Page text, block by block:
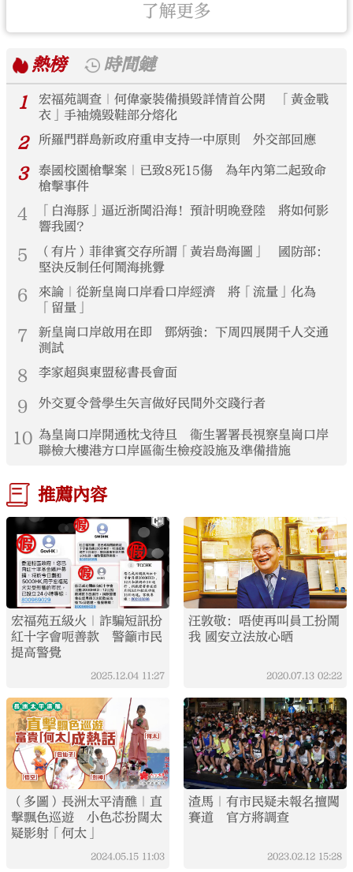
了解更多
熱榜
時間鏈
1
宏福苑調查｜何偉豪裝備損毀詳情首公開 「黃金戰
衣」手袖燒毀鞋部分熔化
2 所羅門群島新政府重申支持一中原則 外交部回應
3
泰國校園槍擊案｜已致8死15傷 為年內第二起致命
槍擊事件
4
「白海豚」逼近浙閩沿海！預計明晚登陸 將如何影
響我國？
5
（有片）菲律賓交存所謂「黃岩島海圖」 國防部：
堅決反制任何鬧海挑釁
6
來論｜從新皇崗口岸看口岸經濟 將「流量」化為
「留量」
7
新皇崗口岸啟用在即 鄧炳強：下周四展開千人交通
測試
8 李家超與東盟秘書長會面
9 外交夏令營學生矢言做好民間外交踐行者
10 為皇崗口岸開通枕戈待旦 衞生署署長視察皇崗口岸
聯檢大樓港方口岸區衞生檢疫設施及準備措施
推薦內容
宏福苑五級火｜詐騙短訊扮
紅十字會呃善款 警籲市民
提高警覺
2025.12.04 11:27
汪敦敬：唔使再叫員工扮鬧
我 國安立法放心晒
2020.07.13 02:22
（多圖）長洲太平清醮｜直
擊飄色巡遊 小色芯扮闊太
疑影射「何太」
2024.05.15 11:03
渣馬｜有市民疑未報名擅闖
賽道 官方將調查
2023.02.12 15:28